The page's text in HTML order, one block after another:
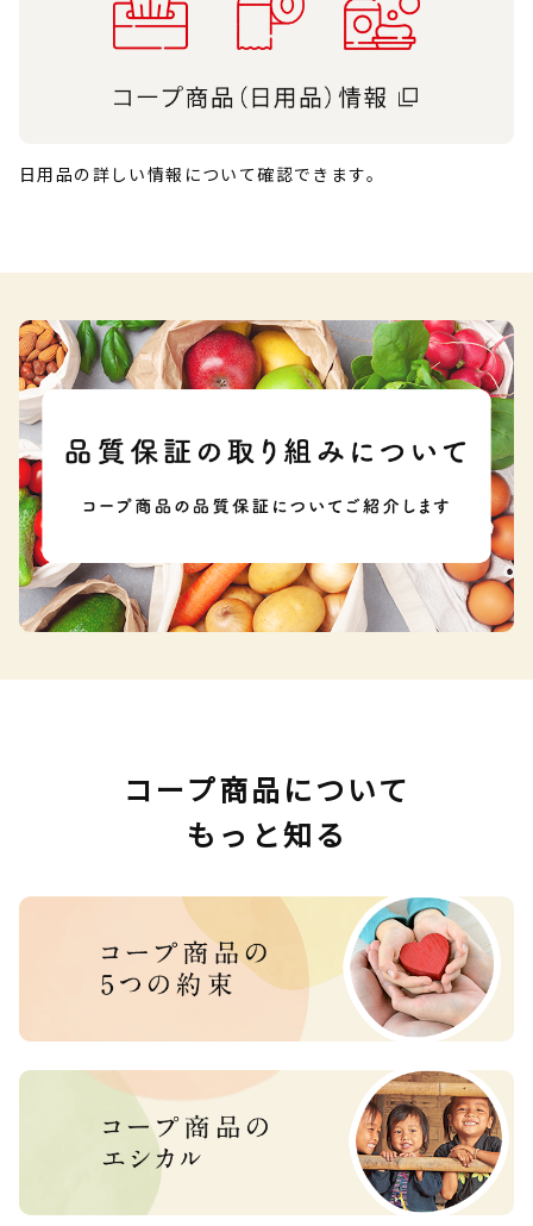
日用品の詳しい情報について確認できます。
コープ商品について
もっと知る